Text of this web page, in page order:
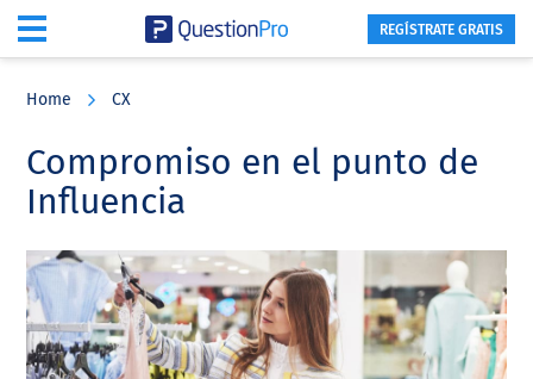
content
sidebar
REGÍSTRATE GRATIS
Home CX
Compromiso en el punto de
Influencia